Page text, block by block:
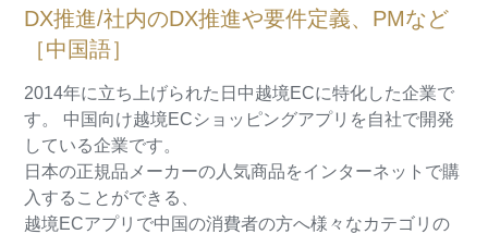
DX推進/社内のDX推進や要件定義、PMなど
［中国語］
2014年に立ち上げられた日中越境ECに特化した企業で
す。
中国向け越境ECショッピングアプリを自社で開発
している企業です。
日本の正規品メーカーの人気商品をインターネットで購
入することができる、
越境ECアプリで中国の消費者の方へ様々なカテゴリの